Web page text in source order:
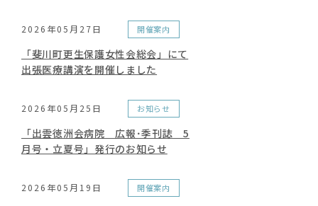
開催案内
2026年05月27日
「斐川町更生保護女性会総会」にて
出張医療講演を開催しました
お知らせ
2026年05月25日
「出雲徳洲会病院 広報･季刊誌 5
月号・立夏号」発行のお知らせ
開催案内
2026年05月19日